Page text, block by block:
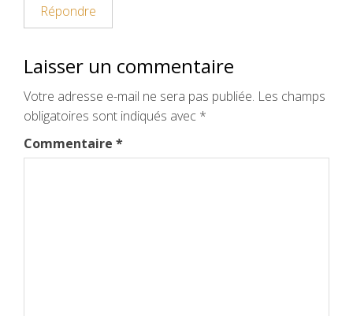
Répondre
Laisser un commentaire
Votre adresse e-mail ne sera pas publiée. Les champs
obligatoires sont indiqués avec *
Commentaire *